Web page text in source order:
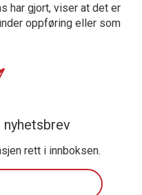
har gjort, viser at det er
oppføring eller som
nyhetsbrev
rett i innboksen.